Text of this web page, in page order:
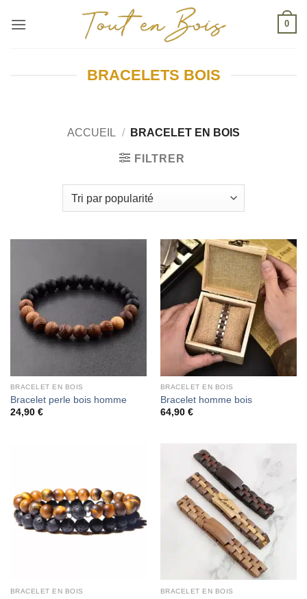
0
BRACELETS BOIS
ACCUEIL / BRACELET EN BOIS
FILTRER
BRACELET EN BOIS
Bracelet perle bois homme
24,90 €
BRACELET EN BOIS
Bracelet homme bois
64,90 €
BRACELET EN BOIS BRACELET EN BOIS